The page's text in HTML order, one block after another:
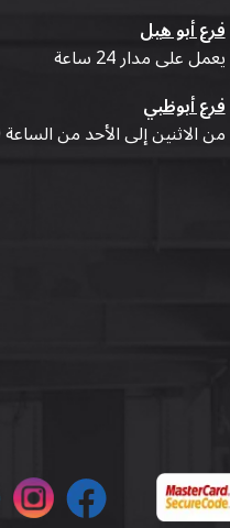
فرع أبو هيل
يعمل على مدار 24 ساعة
فرع أبوظبي
من الاثنين إلى الأحد من الساعة 9:00 صباحًا حتى 07:00 مساءً